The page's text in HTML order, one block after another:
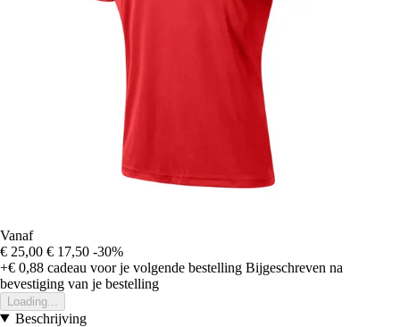
Vanaf
€ 25,00 € 17,50 -30%
+€ 0,88 cadeau voor je volgende bestelling Bijgeschreven na
bevestiging van je bestelling
Loading...
Beschrijving